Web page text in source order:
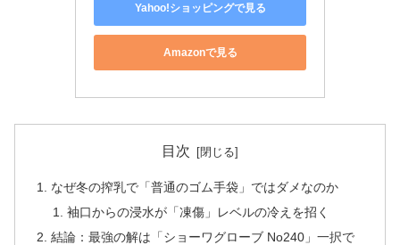
Yahoo!ショッピングで見る
Amazonで見る
目次
なぜ冬の搾乳で「普通のゴム手袋」ではダメなのか
袖口からの浸水が「凍傷」レベルの冷えを招く
結論：最強の解は「ショーワグローブ No240」一択で